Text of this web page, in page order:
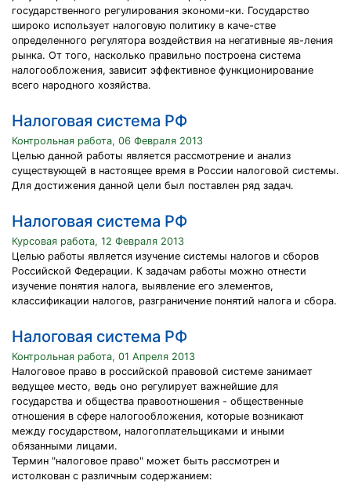
государственного регулирования экономи-ки. Государство
широко использует налоговую политику в каче-стве
определенного регулятора воздействия на негативные яв-ления
рынка. От того, насколько правильно построена система
налогообложения, зависит эффективное функционирование
всего народного хозяйства.
Налоговая система РФ
Контрольная работа, 06 Февраля 2013
Целью данной работы является рассмотрение и анализ
существующей в настоящее время в России налоговой системы.
Для достижения данной цели был поставлен ряд задач.
Налоговая система РФ
Курсовая работа, 12 Февраля 2013
Целью работы является изучение системы налогов и сборов
Российской Федерации. К задачам работы можно отнести
изучение понятия налога, выявление его элементов,
классификации налогов, разграничение понятий налога и сбора.
Налоговая система РФ
Контрольная работа, 01 Апреля 2013
Налоговое право в российской правовой системе занимает
ведущее место, ведь оно регулирует важнейшие для
государства и общества правоотношения - общественные
отношения в сфере налогообложения, которые возникают
между государством, налогоплательщиками и иными
обязанными лицами.
Термин "налоговое право" может быть рассмотрен и
истолкован с различным содержанием: